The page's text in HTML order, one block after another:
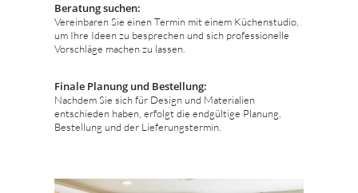
Beratung suchen:
Vereinbaren Sie einen Termin mit einem Küchenstudio,
um Ihre Ideen zu besprechen und sich professionelle
Vorschläge machen zu lassen.
Finale Planung und Bestellung:
Nachdem Sie sich für Design und Materialien
entschieden haben, erfolgt die endgültige Planung,
Bestellung und der Lieferungstermin.